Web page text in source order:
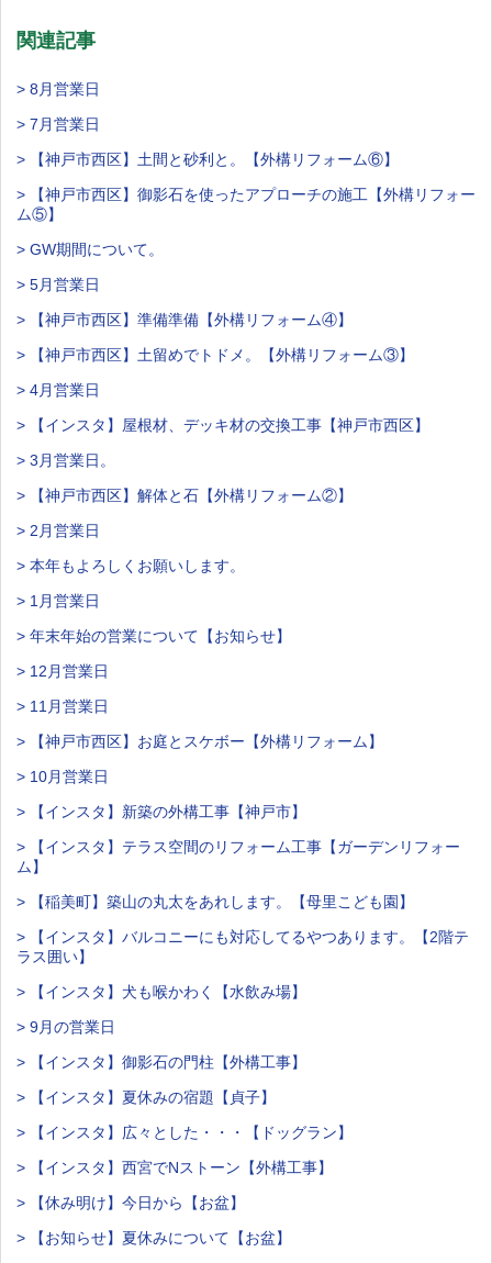
関連記事
> 8月営業日
> 7月営業日
> 【神戸市西区】土間と砂利と。【外構リフォーム⑥】
> 【神戸市西区】御影石を使ったアプローチの施工【外構リフォー
ム⑤】
> GW期間について。
> 5月営業日
> 【神戸市西区】準備準備【外構リフォーム④】
> 【神戸市西区】土留めでトドメ。【外構リフォーム③】
> 4月営業日
> 【インスタ】屋根材、デッキ材の交換工事【神戸市西区】
> 3月営業日。
> 【神戸市西区】解体と石【外構リフォーム②】
> 2月営業日
> 本年もよろしくお願いします。
> 1月営業日
> 年末年始の営業について【お知らせ】
> 12月営業日
> 11月営業日
> 【神戸市西区】お庭とスケボー【外構リフォーム】
> 10月営業日
> 【インスタ】新築の外構工事【神戸市】
> 【インスタ】テラス空間のリフォーム工事【ガーデンリフォー
ム】
> 【稲美町】築山の丸太をあれします。【母里こども園】
> 【インスタ】バルコニーにも対応してるやつあります。【2階テ
ラス囲い】
> 【インスタ】犬も喉かわく【水飲み場】
> 9月の営業日
> 【インスタ】御影石の門柱【外構工事】
> 【インスタ】夏休みの宿題【貞子】
> 【インスタ】広々とした・・・【ドッグラン】
> 【インスタ】西宮でNストーン【外構工事】
> 【休み明け】今日から【お盆】
> 【お知らせ】夏休みについて【お盆】